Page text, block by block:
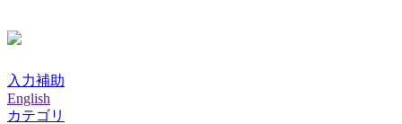
入力補助
English
カテゴリ